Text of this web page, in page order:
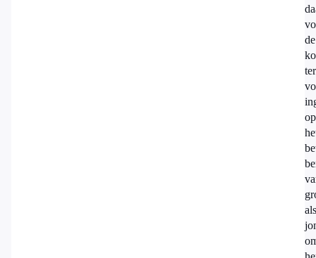
de
op
als